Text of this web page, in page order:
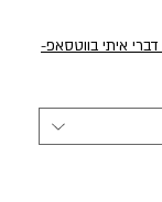
דברי איתי בווטסאפ-